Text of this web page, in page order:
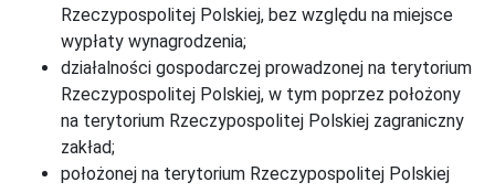
Rzeczypospolitej Polskiej, bez względu na miejsce
wypłaty wynagrodzenia;
działalności gospodarczej prowadzonej na terytorium
Rzeczypospolitej Polskiej, w tym poprzez położony
na terytorium Rzeczypospolitej Polskiej zagraniczny
zakład;
położonej na terytorium Rzeczypospolitej Polskiej